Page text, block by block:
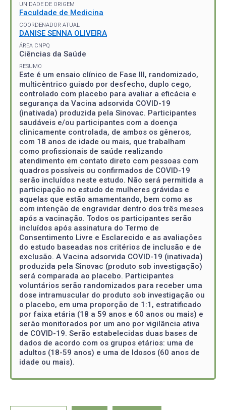
UNIDADE DE ORIGEM
Faculdade de Medicina
COORDENADOR ATUAL
DANISE SENNA OLIVEIRA
ÁREA CNPQ
Ciências da Saúde
RESUMO
Este é um ensaio clínico de Fase III, randomizado,
multicêntrico guiado por desfecho, duplo cego,
controlado com placebo para avaliar a eficácia e
segurança da Vacina adsorvida COVID-19
(inativada) produzida pela Sinovac. Participantes
saudáveis e/ou participantes com a doença
clinicamente controlada, de ambos os gêneros,
com 18 anos de idade ou mais, que trabalham
como profissionais de saúde realizando
atendimento em contato direto com pessoas com
quadros possíveis ou confirmados de COVID-19
serão incluídos neste estudo. Não será permitida a
participação no estudo de mulheres grávidas e
aquelas que estão amamentando, bem como as
com intenção de engravidar dentro dos três meses
após a vacinação. Todos os participantes serão
incluídos após assinatura do Termo de
Consentimento Livre e Esclarecido e as avaliações
do estudo baseadas nos critérios de inclusão e de
exclusão. A Vacina adsorvida COVID-19 (inativada)
produzida pela Sinovac (produto sob investigação)
será comparada ao placebo. Participantes
voluntários serão randomizados para receber uma
dose intramuscular do produto sob investigação ou
o placebo, em uma proporção de 1:1, estratificado
por faixa etária (18 a 59 anos e 60 anos ou mais) e
serão monitorados por um ano por vigilância ativa
de COVID-19. Serão estabelecidas duas bases de
dados de acordo com os grupos etários: uma de
adultos (18-59 anos) e uma de Idosos (60 anos de
idade ou mais).